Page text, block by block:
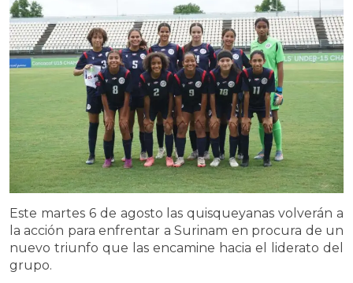
Este martes 6 de agosto las quisqueyanas volverán a
la acción para enfrentar a Surinam en procura de un
nuevo triunfo que las encamine hacia el liderato del
grupo.